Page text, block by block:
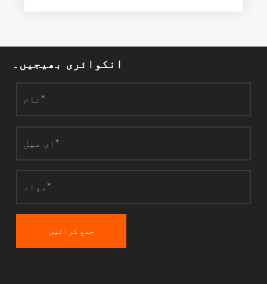
انکوائری بھیجیں۔
جمع کرائیں